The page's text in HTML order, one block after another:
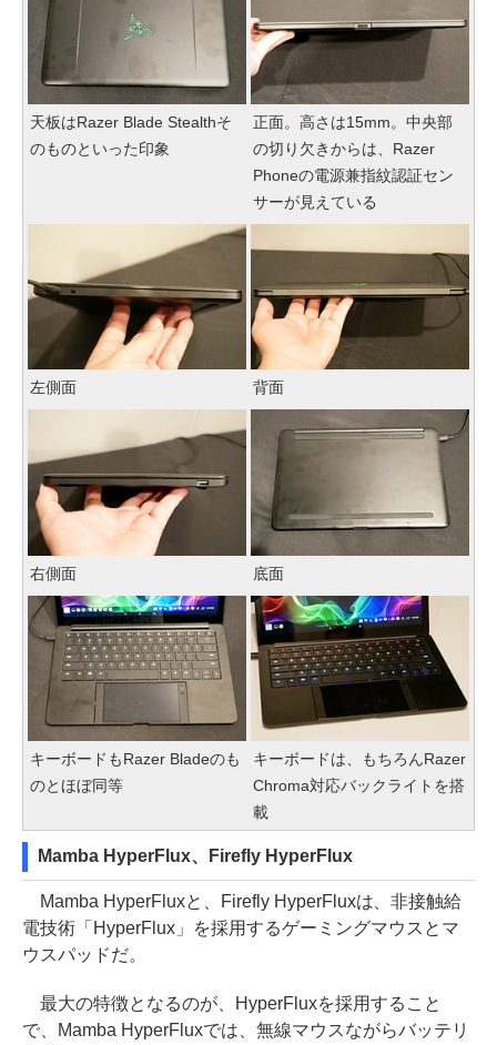
天板はRazer Blade Stealthそ
のものといった印象
正面。高さは15mm。中央部
の切り欠きからは、Razer
Phoneの電源兼指紋認証セン
サーが見えている
左側面 背面
右側面 底面
キーボードもRazer Bladeのも
のとほぼ同等
キーボードは、もちろんRazer
Chroma対応バックライトを搭
載
Mamba HyperFlux、Firefly HyperFlux
Mamba HyperFluxと、Firefly HyperFluxは、非接触給
電技術「HyperFlux」を採用するゲーミングマウスとマ
ウスパッドだ。
最大の特徴となるのが、HyperFluxを採用すること
で、Mamba HyperFluxでは、無線マウスながらバッテリ